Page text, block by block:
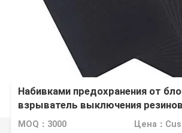
Набивками предохранения от
взрыватель выключения
термальный для промышленной
MOQ：3000